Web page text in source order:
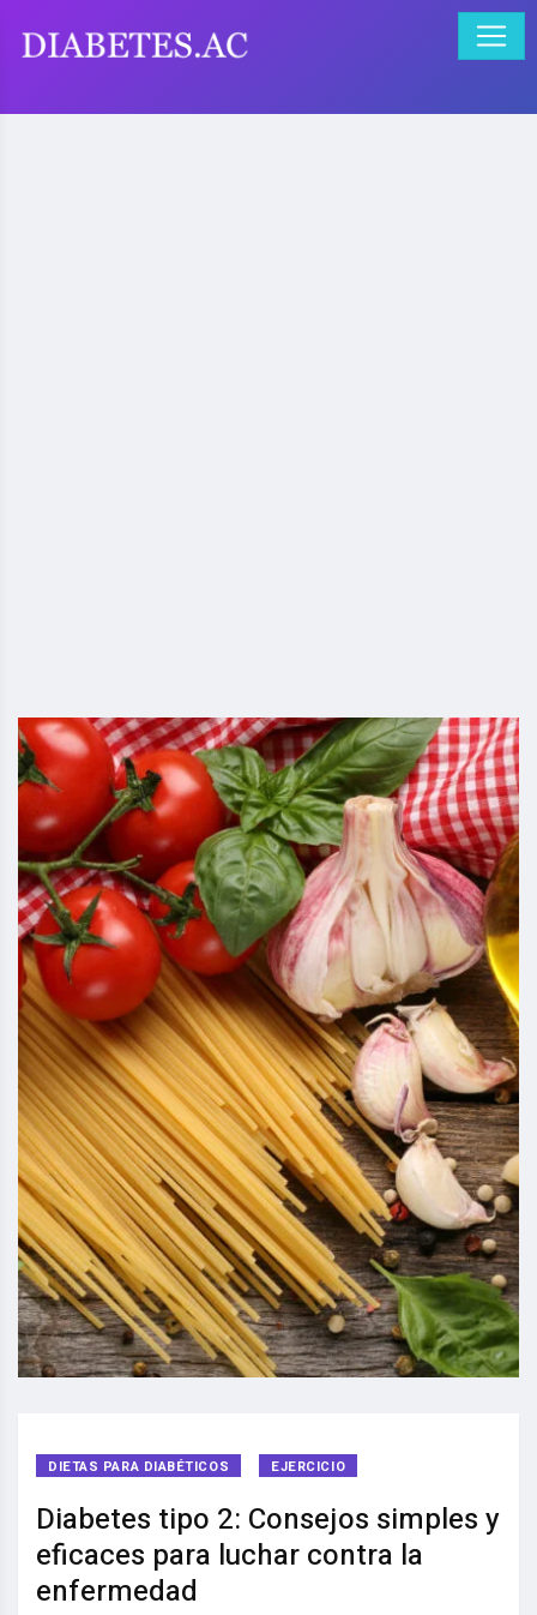
DIETAS PARA DIABÉTICOS EJERCICIO
Diabetes tipo 2: Consejos simples y
eficaces para luchar contra la
enfermedad